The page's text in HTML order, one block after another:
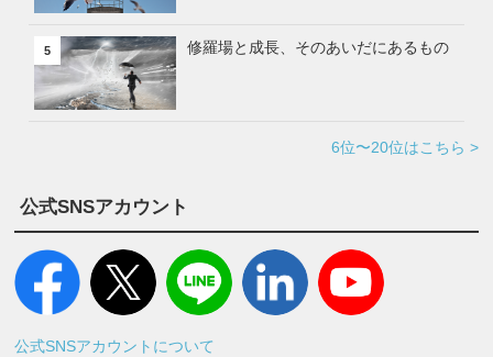
5 修羅場と成長、そのあいだにあるもの
6位〜20位はこちら >
公式SNSアカウント
公式SNSアカウントについて